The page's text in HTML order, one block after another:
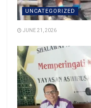
UNCATEGORIZED
JUNE 21, 2026